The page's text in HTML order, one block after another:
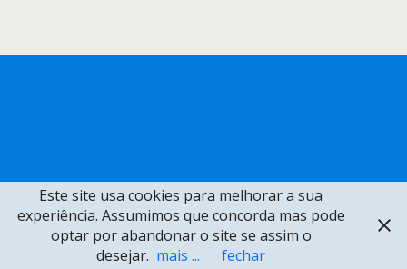
Este site usa cookies para melhorar a sua
experiência. Assumimos que concorda mas pode
optar por abandonar o site se assim o
desejar. mais ... fechar